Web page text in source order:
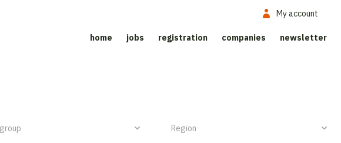
My account
home jobs registration companies newsletter